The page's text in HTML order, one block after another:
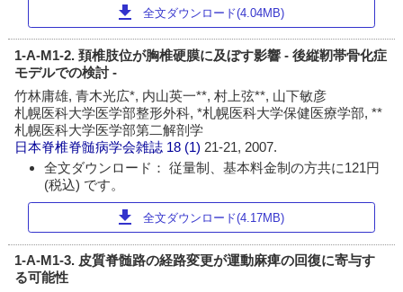
download 全文ダウンロード(4.04MB)
1-A-M1-2. 頚椎肢位が胸椎硬膜に及ぼす影響 - 後縦靭帯骨化症
モデルでの検討 -
竹林庸雄, 青木光広*, 内山英一**, 村上弦**, 山下敏彦
札幌医科大学医学部整形外科, *札幌医科大学保健医療学部, **
札幌医科大学医学部第二解剖学
日本脊椎脊髄病学会雑誌 18 (1)21-21, 2007.
全文ダウンロード： 従量制、基本料金制の方共に121円
(税込) です。
download 全文ダウンロード(4.17MB)
1-A-M1-3. 皮質脊髄路の経路変更が運動麻痺の回復に寄与す
る可能性